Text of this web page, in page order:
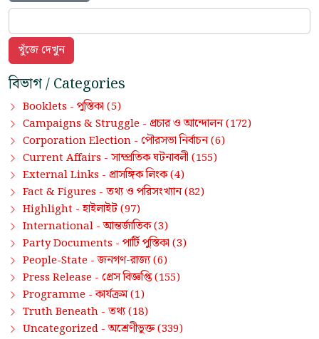
বিভাগ / Categories
Booklets - পুস্তিকা (5)
Campaigns & Struggle - প্রচার ও আন্দোলন(172)
Corporation Election - পৌরসভা নির্বাচন(6)
Current Affairs - সাম্প্রতিক ঘটনাবলী (155)
External Links - প্রাসঙ্গিক লিংক(4)
Fact & Figures - তথ্য ও পরিসংখ্যান(82)
Highlight -হাইলাইট(97)
International -আন্তর্জাতিক(3)
Party Documents - পার্টি পুস্তিকা (3)
People-State -জনগণ-রাজ্য(6)
Press Release - প্রেস বিজ্ঞপ্তি(155)
Programme -কার্যক্রম(1)
Truth Beneath - তথ্য(18)
Uncategorized -অশ্রেণীভুক্ত(339)